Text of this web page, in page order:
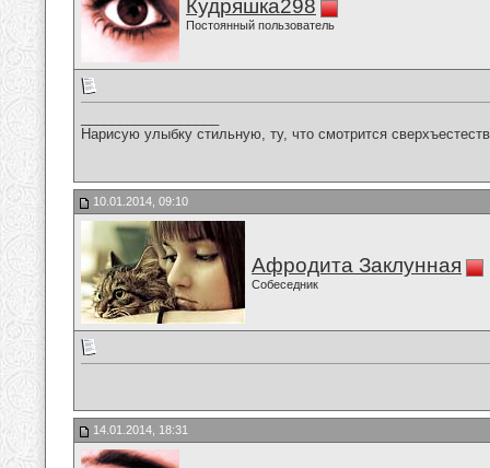
Кудряшка298
Постоянный пользователь
Нарисую улыбку стильную, ту, что смотрится
10.01.2014, 09:10
Афродита Заклунная
Собеседник
14.01.2014, 18:31